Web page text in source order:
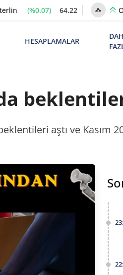
(%0.07) 64.22
HESAPLAMALAR
aştı ve Kasım